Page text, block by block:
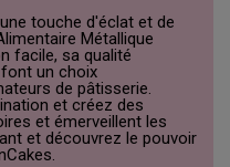
touche d'éclat et de
Métallique
facile, sa qualité
un choix
de pâtisserie.
et créez des
et émerveillent les
et découvrez le pouvoir